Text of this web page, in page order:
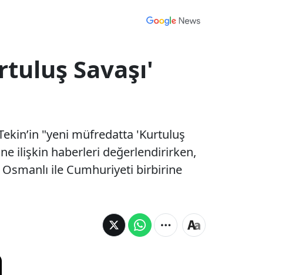
Savaşı'
"yeni müfredatta 'Kurtuluş
ilişkin haberleri değerlendirirken,
ile Cumhuriyeti birbirine